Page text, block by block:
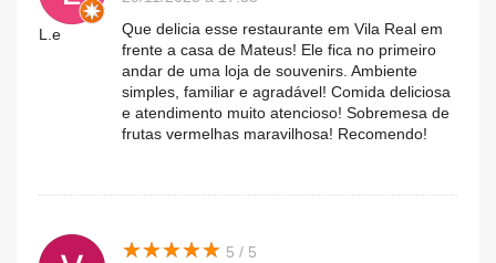
L.e
Que delicia esse restaurante em Vila Real em
frente a casa de Mateus! Ele fica no primeiro
andar de uma loja de souvenirs. Ambiente
simples, familiar e agradável! Comida deliciosa
e atendimento muito atencioso! Sobremesa de
frutas vermelhas maravilhosa! Recomendo!
★★★★★
★★★★★ 5 / 5